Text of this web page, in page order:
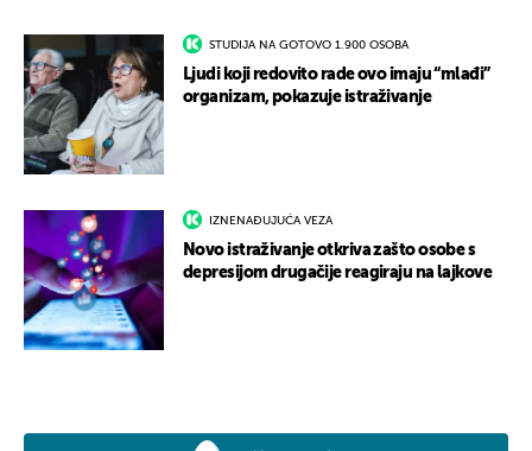
STUDIJA NA GOTOVO 1.900 OSOBA
Ljudi koji redovito rade ovo imaju “mlađi”
organizam, pokazuje istraživanje
IZNENAĐUJUĆA VEZA
Novo istraživanje otkriva zašto osobe s
depresijom drugačije reagiraju na lajkove